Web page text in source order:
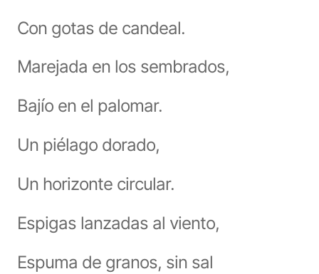
Con gotas de candeal.
Marejada en los sembrados,
Bajío en el palomar.
Un piélago dorado,
Un horizonte circular.
Espigas lanzadas al viento,
Espuma de granos, sin sal